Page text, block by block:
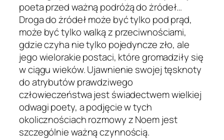
poeta przed ważną podróżą do żródeł…
Droga do żródeł może być tylko pod prąd,
może być tylko walką z przeciwnościami,
gdzie czyha nie tylko pojedyncze zło, ale
jego wielorakie postaci, które gromadziły się
w ciągu wieków. Ujawnienie swojej tęsknoty
do atrybutów prawdziwego
człowieczeństwa jest świadectwem wielkiej
odwagi poety, a podjęcie w tych
okolicznościach rozmowy z Noem jest
szczególnie ważną czynnością.